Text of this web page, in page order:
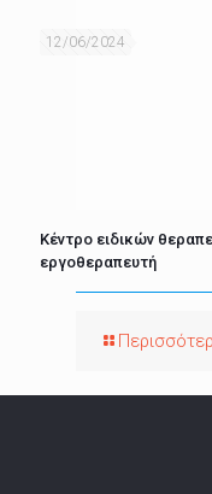
12/06/2024
Κέντρο ειδικών
εργοθεραπευτή